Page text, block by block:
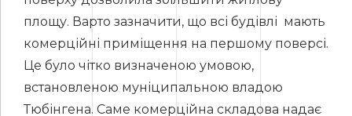
площу. Варто зазначити, що всі будівлі мають
комерційні приміщення на першому поверсі.
Це було чітко визначеною умовою,
встановленою муніципальною владою
Тюбінгена. Саме комерційна складова надає